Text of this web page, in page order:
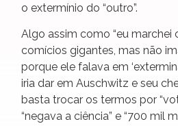
o extermínio do “outro”.
Algo assim como “eu marchei
comícios gigantes, mas não
porque ele falava em
iria dar em Auschwitz e seu
basta trocar os termos por
“negava a ciência” e “700 mil